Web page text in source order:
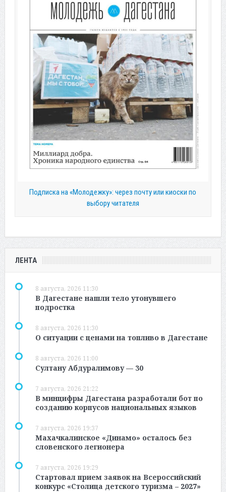
Подписка на «Молодежку»: через почту или киоски по
выбору читателя
ЛЕНТА
8 августа, 2026 11:30
В Дагестане нашли тело утонувшего
подростка
8 августа, 2026 11:30
О ситуации с ценами на топливо в Дагестане
8 августа, 2026 11:00
Султану Абдуралимову — 30
7 августа, 2026 21:22
В минцифры Дагестана разработали бот по
созданию корпусов национальных языков
7 августа, 2026 19:37
Махачкалинское «Динамо» осталось без
словенского легионера
7 августа, 2026 19:29
Стартовал прием заявок на Всероссийский
конкурс «Столица детского туризма – 2027»